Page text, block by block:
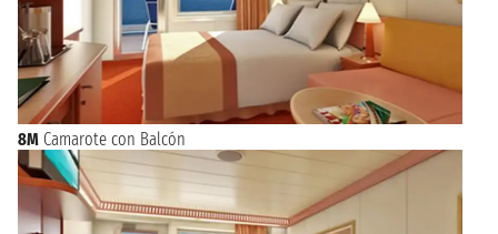
8M Camarote con Balcón